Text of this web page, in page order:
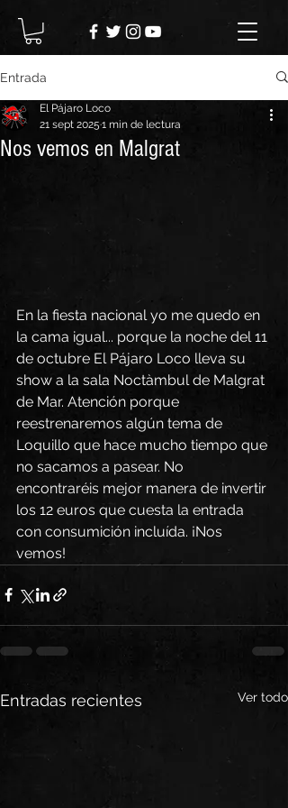
Entrada
Nos vemos en Malgrat
El Pájaro Loco
21 sept 2025 1 min de lectura
En la fiesta nacional yo me quedo en
la cama igual... porque la noche del 11
de octubre El Pájaro Loco lleva su
show a la sala Noctàmbul de Malgrat
de Mar. Atención porque
reestrenaremos algún tema de
Loquillo que hace mucho tiempo que
no sacamos a pasear. No
encontraréis mejor manera de invertir
los 12 euros que cuesta la entrada
con consumición incluída. ¡Nos
vemos!
Entradas recientes Ver todo